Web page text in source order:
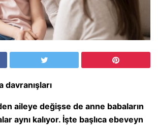
davranışları
aileye değişse de anne babaların
aynı kalıyor. İşte başlıca ebeveyn